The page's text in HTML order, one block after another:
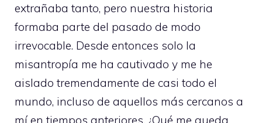
extrañaba tanto, pero nuestra historia
formaba parte del pasado de modo
irrevocable. Desde entonces solo la
misantropía me ha cautivado y me he
aislado tremendamente de casi todo el
mundo, incluso de aquellos más cercanos a
mí en tiempos anteriores. ¿Qué me queda